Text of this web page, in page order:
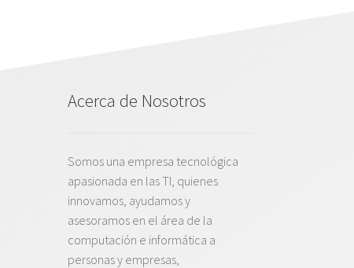
Acerca de Nosotros
Somos una empresa tecnológica
apasionada en las TI, quienes
innovamos, ayudamos y
asesoramos en el área de la
computación e informática a
personas y empresas,